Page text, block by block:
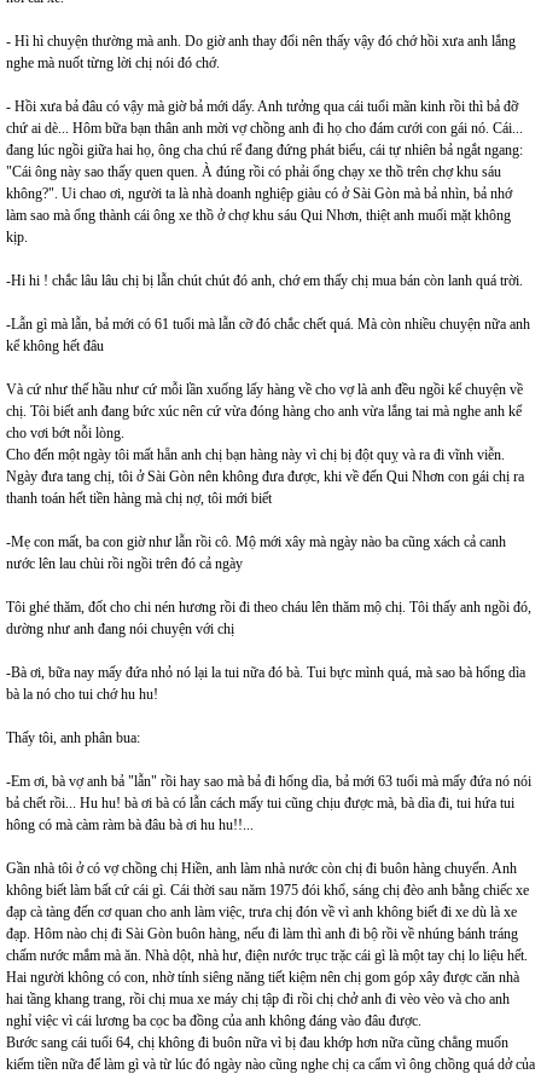
- Hì hì chuyện thường mà anh. Do giờ anh thay đổi nên thấy vậy đó chớ hồi xưa anh lắng
nghe mà nuốt từng lời chị nói đó chớ.
- Hồi xưa bả đâu có vậy mà giờ bả mới dẩy. Anh tưởng qua cái tuổi mãn kinh rồi thì bả đỡ
chứ ai dè... Hôm bữa bạn thân anh mời vợ chồng anh đi họ cho đám cưới con gái nó. Cái...
đang lúc ngồi giữa hai họ, ông cha chú rể đang đứng phát biểu, cái tự nhiên bả ngắt ngang:
"Cái ông này sao thấy quen quen. À đúng rồi có phải ổng chạy xe thồ trên chợ khu sáu
không?". Ui chao ơi, người ta là nhà doanh nghiệp giàu có ở Sài Gòn mà bả nhìn, bả nhớ
làm sao mà ổng thành cái ông xe thồ ở chợ khu sáu Qui Nhơn, thiệt anh muối mặt không
kịp.
-Hi hi ! chắc lâu lâu chị bị lẫn chút chút đó anh, chớ em thấy chị mua bán còn lanh quá trời.
-Lẫn gì mà lẫn, bả mới có 61 tuổi mà lẫn cỡ đó chắc chết quá. Mà còn nhiều chuyện nữa anh
kể không hết đâu
Và cứ như thế hầu như cứ mỗi lần xuống lấy hàng về cho vợ là anh đều ngồi kể chuyện về
chị. Tôi biết anh đang bức xúc nên cứ vừa đóng hàng cho anh vừa lắng tai mà nghe anh kể
cho vơi bớt nỗi lòng.
Cho đến một ngày tôi mất hẵn anh chị bạn hàng này vì chị bị đột quỵ và ra đi vĩnh viễn.
Ngày đưa tang chị, tôi ở Sài Gòn nên không đưa được, khi về đến Qui Nhơn con gái chị ra
thanh toán hết tiền hàng mà chị nợ, tôi mới biết
-Mẹ con mất, ba con giờ như lẫn rồi cô. Mộ mới xây mà ngày nào ba cũng xách cả canh
nước lên lau chùi rồi ngồi trên đó cả ngày
Tôi ghé thăm, đốt cho chi nén hương rồi đi theo cháu lên thăm mộ chị. Tôi thấy anh ngồi đó,
dường như anh đang nói chuyện với chị
-Bà ơi, bữa nay mấy đứa nhỏ nó lại la tui nữa đó bà. Tui bực mình quá, mà sao bà hổng dìa
bà la nó cho tui chớ hu hu!
Thấy tôi, anh phân bua:
-Em ơi, bà vợ anh bả "lẫn" rồi hay sao mà bả đi hổng dìa, bả mới 63 tuổi mà mấy đứa nó nói
bả chết rồi... Hu hu! bà ơi bà có lẫn cách mấy tui cũng chịu được mà, bà dìa đi, tui hứa tui
hông có mà càm ràm bà đâu bà ơi hu hu!!...
Gần nhà tôi ở có vợ chồng chị Hiền, anh làm nhà nước còn chị đi buôn hàng chuyến. Anh
không biết làm bất cứ cái gì. Cái thời sau năm 1975 đói khổ, sáng chị đèo anh bằng chiếc xe
đạp cà tàng đến cơ quan cho anh làm việc, trưa chị đón về vì anh không biết đi xe dù là xe
đạp. Hôm nào chị đi Sài Gòn buôn hàng, nếu đi làm thì anh đi bộ rồi về nhúng bánh tráng
chấm nước mắm mà ăn. Nhà dột, nhà hư, điện nước trục trặc cái gì là một tay chị lo liệu hết.
Hai người không có con, nhờ tính siêng năng tiết kiệm nên chị gom góp xây được căn nhà
hai tầng khang trang, rồi chị mua xe máy chị tập đi rồi chị chở anh đi vèo vèo và cho anh
nghỉ việc vì cái lương ba cọc ba đồng của anh không đáng vào đâu được.
Bước sang cái tuổi 64, chị không đi buôn nữa vì bị đau khớp hơn nữa cũng chẳng muốn
kiếm tiền nữa để làm gì và từ lúc đó ngày nào cũng nghe chị ca cẩm vì ông chồng quá dở của